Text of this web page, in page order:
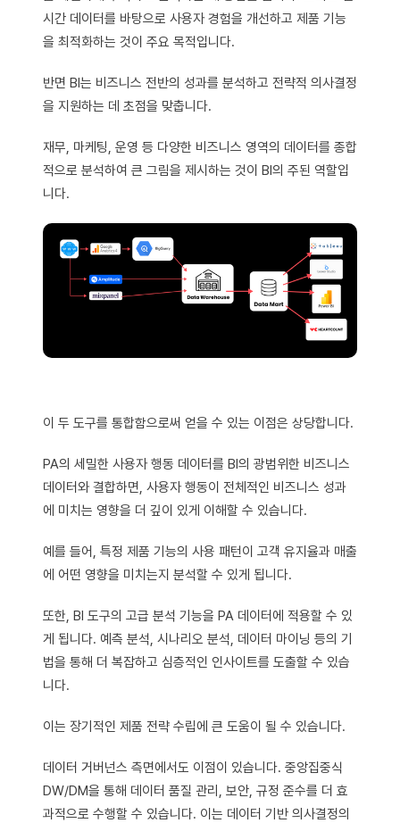
시간 데이터를 바탕으로 사용자 경험을 개선하고 제품 기능
을 최적화하는 것이 주요 목적입니다.
반면 BI는 비즈니스 전반의 성과를 분석하고 전략적 의사결정
을 지원하는 데 초점을 맞춥니다.
재무, 마케팅, 운영 등 다양한 비즈니스 영역의 데이터를 종합
적으로 분석하여 큰 그림을 제시하는 것이 BI의 주된 역할입
니다.
이 두 도구를 통합함으로써 얻을 수 있는 이점은 상당합니다.
PA의 세밀한 사용자 행동 데이터를 BI의 광범위한 비즈니스
데이터와 결합하면, 사용자 행동이 전체적인 비즈니스 성과
에 미치는 영향을 더 깊이 있게 이해할 수 있습니다.
예를 들어, 특정 제품 기능의 사용 패턴이 고객 유지율과 매출
에 어떤 영향을 미치는지 분석할 수 있게 됩니다.
또한, BI 도구의 고급 분석 기능을 PA 데이터에 적용할 수 있
게 됩니다. 예측 분석, 시나리오 분석, 데이터 마이닝 등의 기
법을 통해 더 복잡하고 심층적인 인사이트를 도출할 수 있습
니다.
이는 장기적인 제품 전략 수립에 큰 도움이 될 수 있습니다.
데이터 거버넌스 측면에서도 이점이 있습니다. 중앙집중식
DW/DM을 통해 데이터 품질 관리, 보안, 규정 준수를 더 효
과적으로 수행할 수 있습니다. 이는 데이터 기반 의사결정의